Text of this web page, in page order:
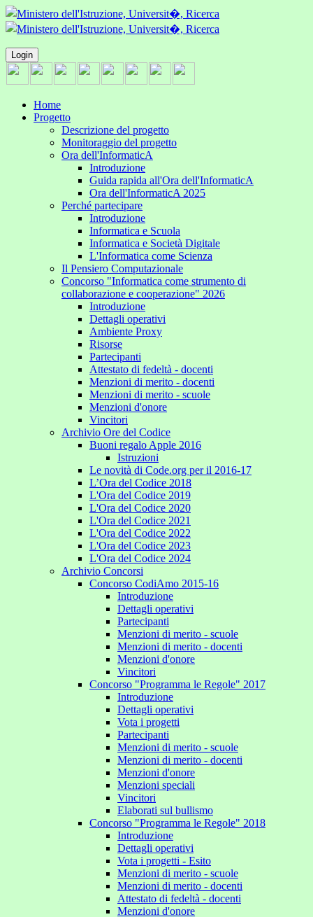
Login
Home
Progetto
Descrizione del progetto
Monitoraggio del progetto
Ora dell'InformaticA
Introduzione
Guida rapida all'Ora dell'InformaticA
Ora dell'InformaticA 2025
Perché partecipare
Introduzione
Informatica e Scuola
Informatica e Società Digitale
L'Informatica come Scienza
Il Pensiero Computazionale
Concorso "Informatica come strumento di
collaborazione e cooperazione" 2026
Introduzione
Dettagli operativi
Ambiente Proxy
Risorse
Partecipanti
Attestato di fedeltà - docenti
Menzioni di merito - docenti
Menzioni di merito - scuole
Menzioni d'onore
Vincitori
Archivio Ore del Codice
Buoni regalo Apple 2016
Istruzioni
Le novità di Code.org per il 2016-17
L’Ora del Codice 2018
L'Ora del Codice 2019
L'Ora del Codice 2020
L'Ora del Codice 2021
L'Ora del Codice 2022
L'Ora del Codice 2023
L'Ora del Codice 2024
Archivio Concorsi
Concorso CodiAmo 2015-16
Introduzione
Dettagli operativi
Partecipanti
Menzioni di merito - scuole
Menzioni di merito - docenti
Menzioni d'onore
Vincitori
Concorso "Programma le Regole" 2017
Introduzione
Dettagli operativi
Vota i progetti
Partecipanti
Menzioni di merito - scuole
Menzioni di merito - docenti
Menzioni d'onore
Menzioni speciali
Vincitori
Elaborati sul bullismo
Concorso "Programma le Regole" 2018
Introduzione
Dettagli operativi
Vota i progetti - Esito
Menzioni di merito - scuole
Menzioni di merito - docenti
Attestato di fedeltà - docenti
Menzioni d'onore